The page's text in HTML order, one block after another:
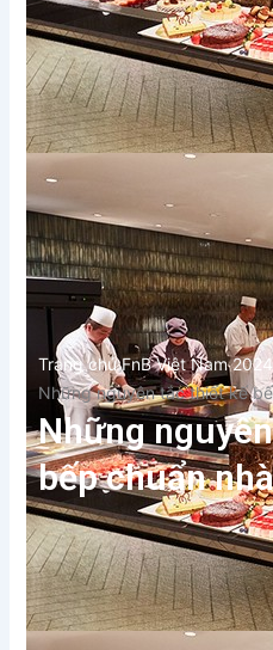
Trang chủ FnB Việt Nam 2024
Những nguyên tắc thiết kế
Những
bếp chuẩn